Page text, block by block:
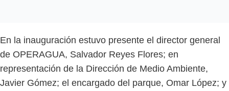
En la inauguración estuvo presente el director general
de OPERAGUA, Salvador Reyes Flores; en
representación de la Dirección de Medio Ambiente,
Javier Gómez; el encargado del parque, Omar López; y